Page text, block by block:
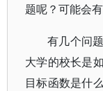
题呢？可能会
有几个问
大学的校长是
目标函数是什